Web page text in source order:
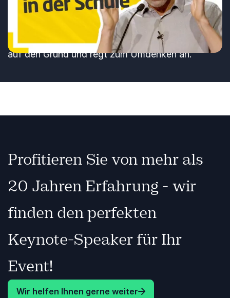
Wiedergabe
nicht mittlerweile selbstverständlich sondern
anscheinend immer noch eine Herausforderung?
Referent Mark Terkessidis geht dieser Thematik
auf den Grund und regt zum Umdenken an.
Profitieren Sie von mehr als
20 Jahren Erfahrung - wir
finden den perfekten
Keynote-Speaker für Ihr
Event!
Wir helfen Ihnen gerne weiter